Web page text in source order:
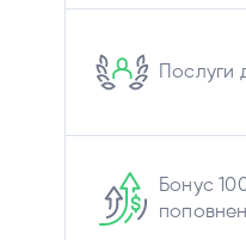
Послуги
Бонус